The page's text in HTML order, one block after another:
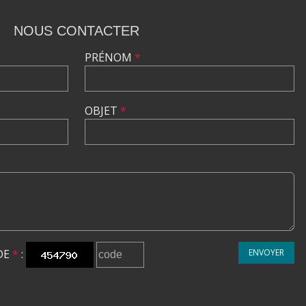
NOUS CONTACTER
PRÉNOM *
OBJET *
* : ENVOYER